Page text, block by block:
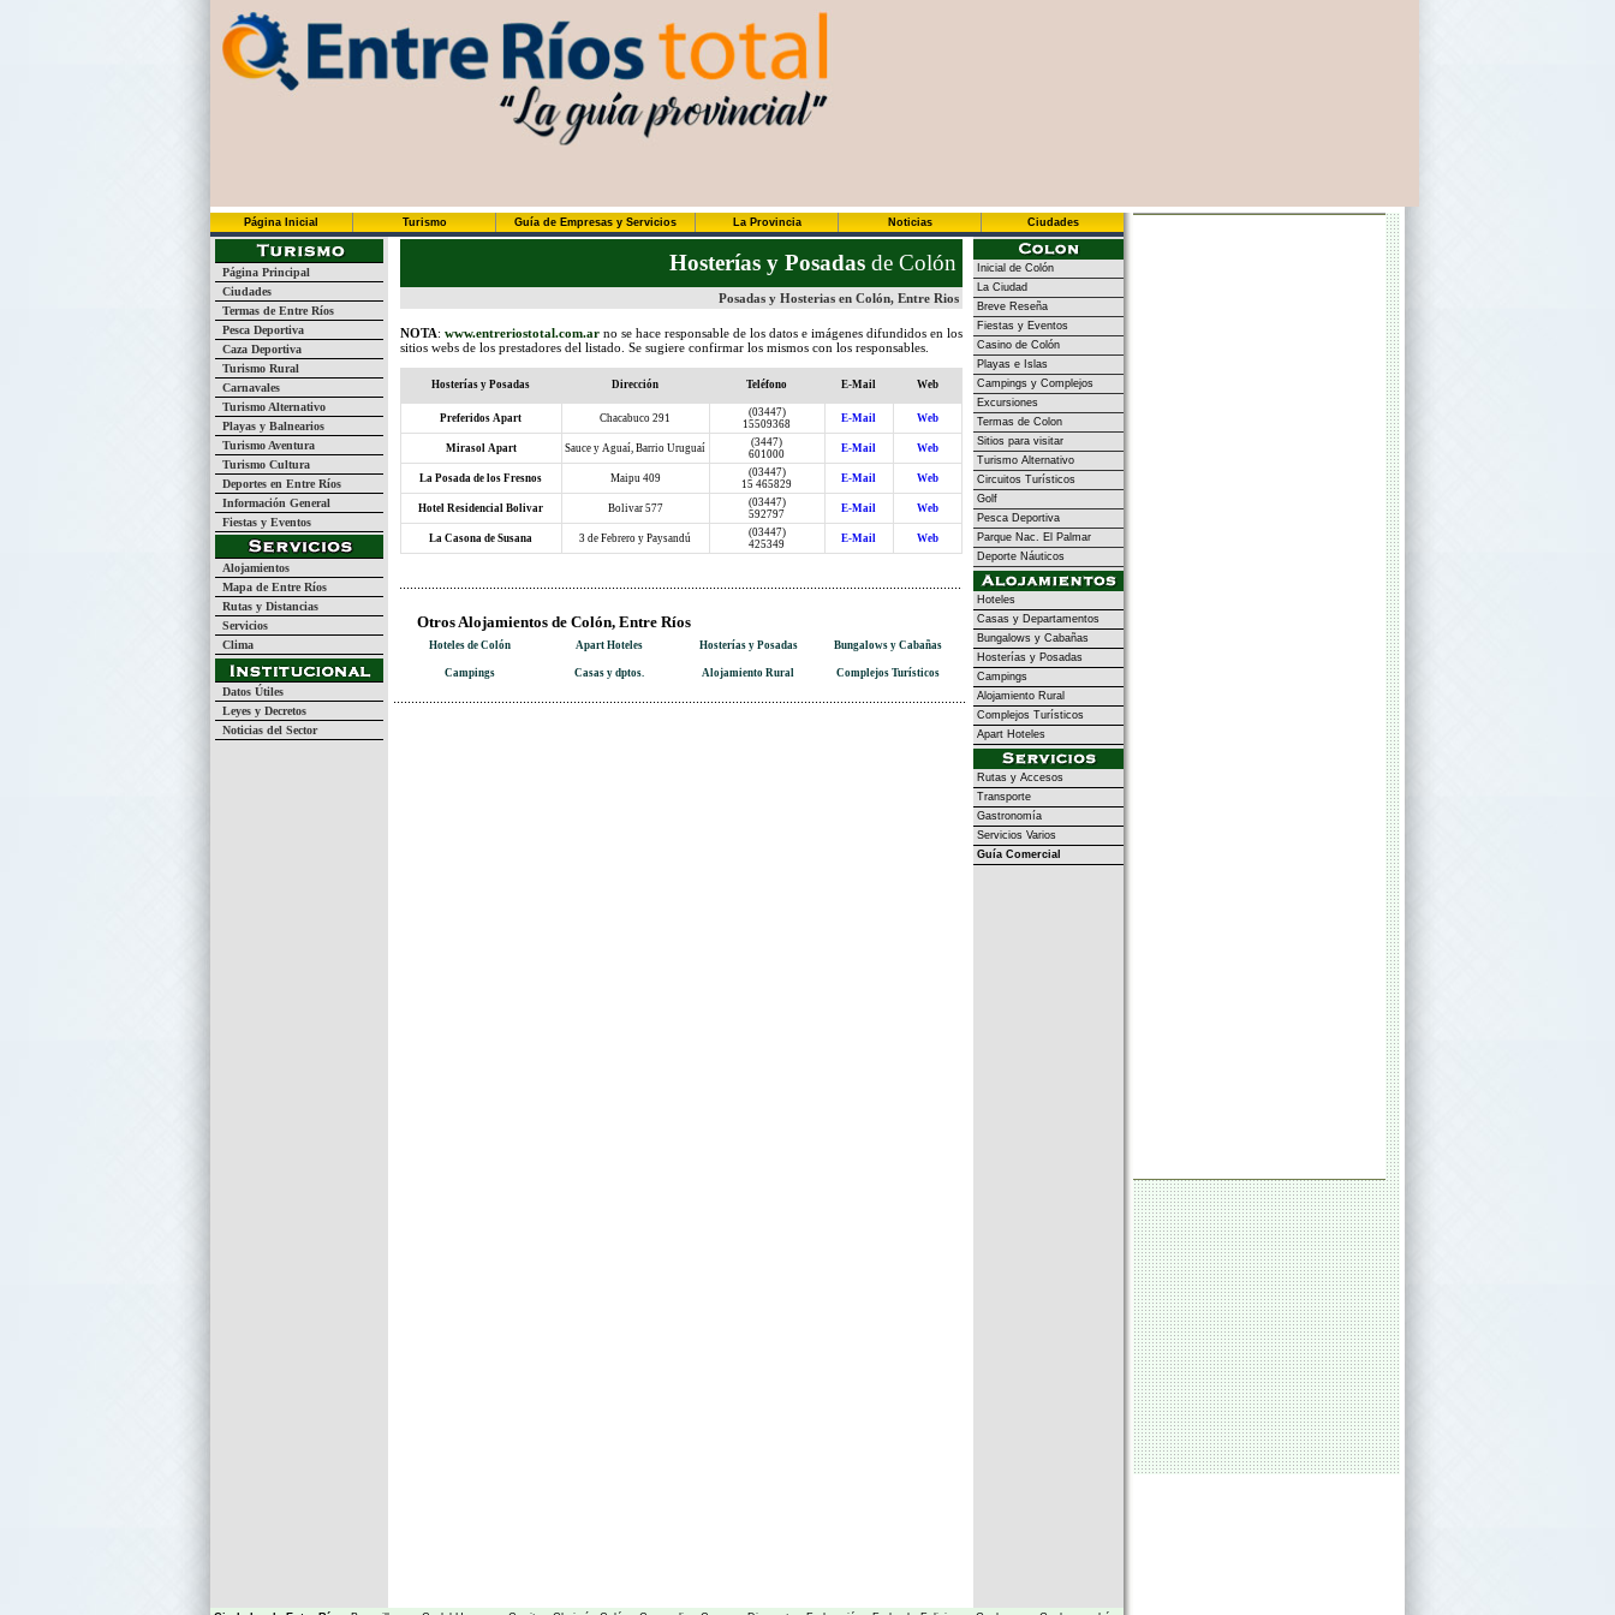
Página Inicial Turismo Guía de Empresas y Servicios La Provincia Noticias Ciudades
Página Principal
Ciudades
Termas de Entre Ríos
Pesca Deportiva
Caza Deportiva
Turismo Rural
Carnavales
Turismo Alternativo
Playas y Balnearios
Turismo Aventura
Turismo Cultura
Deportes en Entre Ríos
Información General
Fiestas y Eventos
Alojamientos
Mapa de Entre Ríos
Rutas y Distancias
Servicios
Clima
Datos Útiles
Leyes y Decretos
Noticias del Sector
Hosterías y Posadasde Colón
Posadas y Hosterias en Colón, Entre Rios
NOTA: www.entreriostotal.com.arno se hace responsable de los datos e imágenes difundidos en los
sitios webs de los prestadores del listado. Se sugiere confirmar los mismos con los responsables.
Hosterías y Posadas Dirección Teléfono E-Mail Web
Preferidos Apart Chacabuco 291
(03447)
15509368
E-Mail Web
Mirasol Apart Sauce y Aguaí, Barrio Uruguaí
(3447)
601000
E-Mail Web
La Posada de los Fresnos Maipu 409
(03447)
15 465829
E-Mail Web
Hotel Residencial Bolivar Bolivar 577
(03447)
592797
E-Mail Web
La Casona de Susana 3 de Febrero y Paysandú
(03447)
425349
E-Mail Web
Otros Alojamientos de Colón, Entre Ríos
Hoteles de Colón Apart Hoteles Hosterías y Posadas Bungalows y Cabañas
Campings Casas y dptos. Alojamiento Rural Complejos Turísticos
Inicial de Colón
La Ciudad
Breve Reseña
Fiestas y Eventos
Casino de Colón
Playas e Islas
Campings y Complejos
Excursiones
Termas de Colon
Sitios para visitar
Turismo Alternativo
Circuitos Turísticos
Golf
Pesca Deportiva
Parque Nac. El Palmar
Deporte Náuticos
Hoteles
Casas y Departamentos
Bungalows y Cabañas
Hosterías y Posadas
Campings
Alojamiento Rural
Complejos Turísticos
Apart Hoteles
Rutas y Accesos
Transporte
Gastronomía
Servicios Varios
Guía Comercial